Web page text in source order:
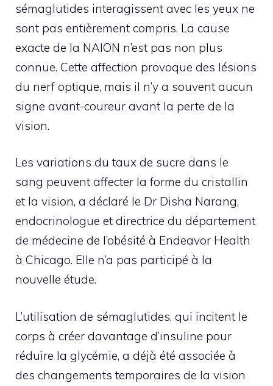
sémaglutides interagissent avec les yeux ne
sont pas entièrement compris. La cause
exacte de la NAION n’est pas non plus
connue. Cette affection provoque des lésions
du nerf optique, mais il n’y a souvent aucun
signe avant-coureur avant la perte de la
vision.
Les variations du taux de sucre dans le
sang peuvent affecter la forme du cristallin
et la vision, a déclaré le Dr Disha Narang,
endocrinologue et directrice du département
de médecine de l’obésité à Endeavor Health
à Chicago. Elle n’a pas participé à la
nouvelle étude.
L’utilisation de sémaglutides, qui incitent le
corps à créer davantage d’insuline pour
réduire la glycémie, a déjà été associée à
des changements temporaires de la vision